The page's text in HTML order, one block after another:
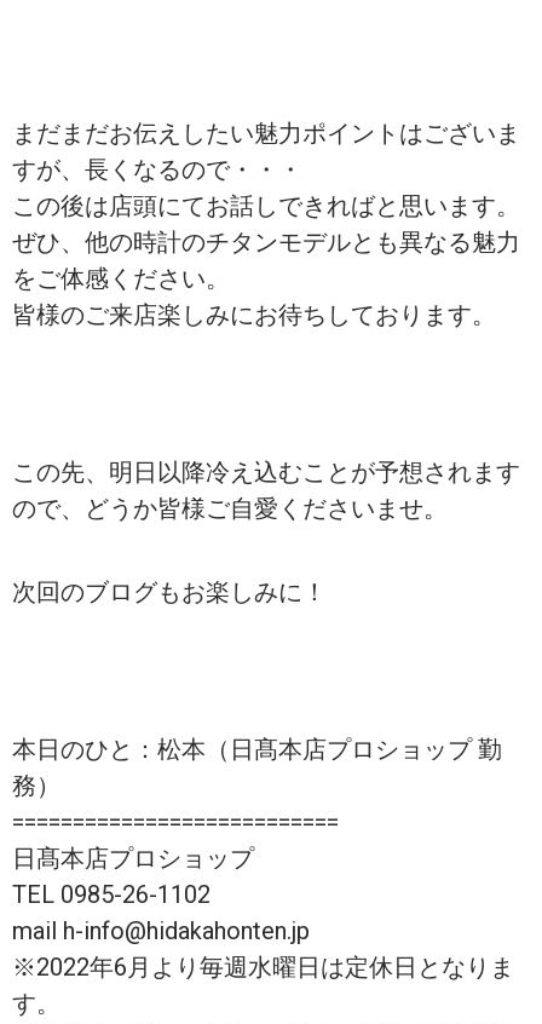
まだまだお伝えしたい魅力ポイントはございま
すが、長くなるので・・・
この後は店頭にてお話しできればと思います。
ぜひ、他の時計のチタンモデルとも異なる魅力
をご体感ください。
皆様のご来店楽しみにお待ちしております。
この先、明日以降冷え込むことが予想されます
ので、どうか皆様ご自愛くださいませ。
次回のブログもお楽しみに！
本日のひと：松本（日髙本店プロショップ 勤
務）
===========================
日髙本店プロショップ
TEL 0985-26-1102
mail h-info@hidakahonten.jp
※2022年6月より毎週水曜日は定休日となりま
す。